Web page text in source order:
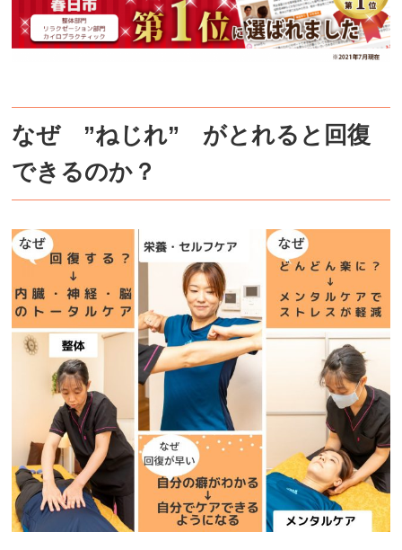
なぜ ”ねじれ” がとれると回復
できるのか？